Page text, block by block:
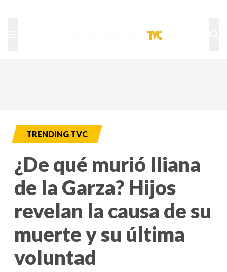
TRENDING TVC
¿De qué murió Iliana
de la Garza? Hijos
revelan la causa de su
muerte y su última
voluntad